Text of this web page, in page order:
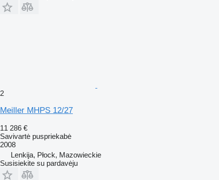
2
Meiller MHPS 12/27
11 286 €
Savivartė puspriekabė
2008
Lenkija, Płock, Mazowieckie
Susisiekite su pardavėju